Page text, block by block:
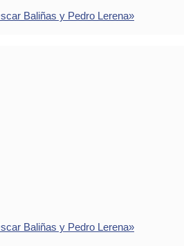
Baliñas y Pedro Lerena»
Baliñas y Pedro Lerena»